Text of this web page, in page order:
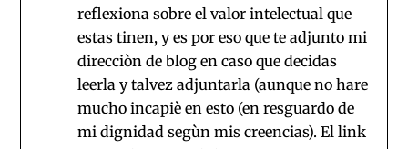
reflexiona sobre el valor intelectual que
estas tinen, y es por eso que te adjunto mi
direcciòn de blog en caso que decidas
leerla y talvez adjuntarla (aunque no hare
mucho incapiè en esto (en resguardo de
mi dignidad segùn mis creencias). El link